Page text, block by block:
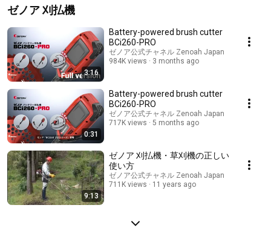
ゼノア 刈払機
3:16
Battery-powered brush cutter
BCi260-PRO
ゼノア公式チャネル Zenoah Japan
984K views
3 months ago
0:31
Battery-powered brush cutter
BCi260-PRO
ゼノア公式チャネル Zenoah Japan
717K views
5 months ago
9:13
ゼノア 刈払機・草刈機の正しい
使い方
ゼノア公式チャネル Zenoah Japan
711K views
11 years ago